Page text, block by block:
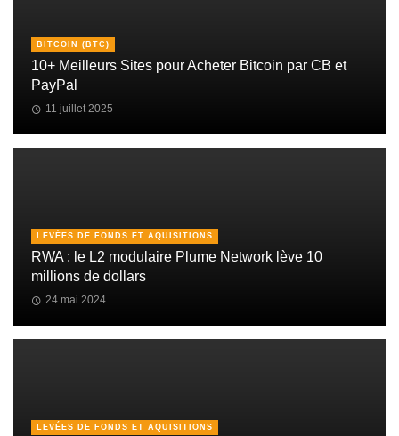
BITCOIN (BTC)
10+ Meilleurs Sites pour Acheter Bitcoin par CB et
PayPal
11 juillet 2025
LEVÉES DE FONDS ET AQUISITIONS
RWA : le L2 modulaire Plume Network lève 10
millions de dollars
24 mai 2024
LEVÉES DE FONDS ET AQUISITIONS